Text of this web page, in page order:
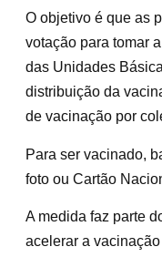
O objetivo é que as
votação para tomar
das Unidades
distribuição da
de vacinação por
Para ser vacinado,
foto ou Cartão
A medida faz parte
acelerar a